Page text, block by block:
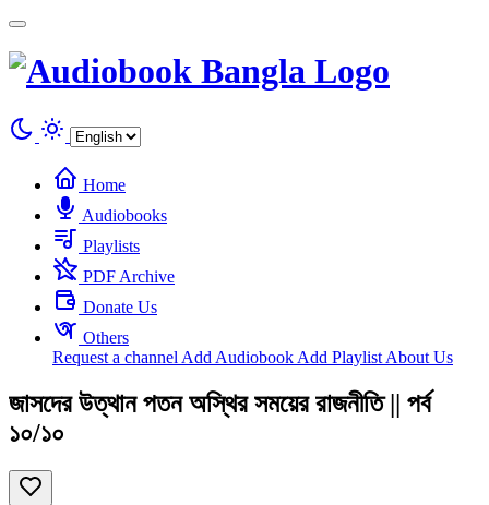
Home
Audiobooks
Playlists
PDF Archive
Donate Us
Others
Request a channel Add Audiobook Add Playlist About Us
জাসদের উত্থান পতন অস্থির সময়ের রাজনীতি || পর্ব
১০/১০